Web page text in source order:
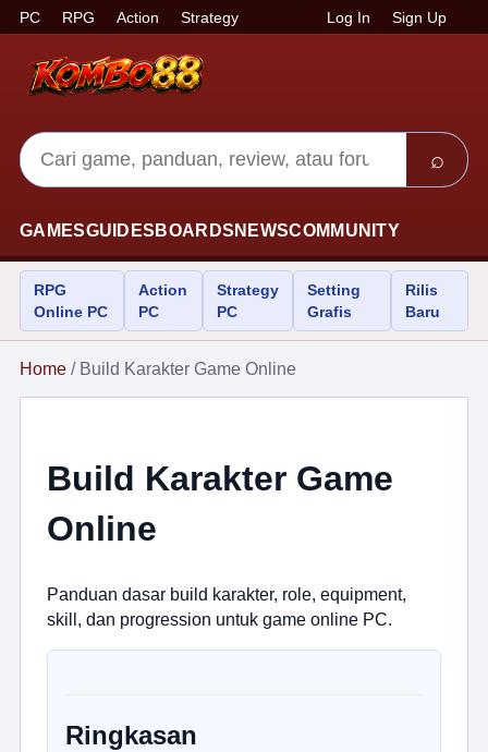
PC RPG Action Strategy Log In Sign Up
⌕
GAMESGUIDES BOARDS NEWSCOMMUNITY
RPG
Online PC
Action
PC
Strategy
PC
Setting
Grafis
Rilis
Baru
Home / Build Karakter Game Online
Build Karakter Game
Online
Panduan dasar build karakter, role, equipment,
skill, dan progression untuk game online PC.
Ringkasan